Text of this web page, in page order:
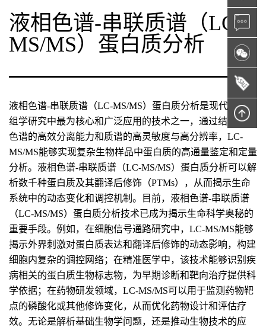
液相色谱-串联质谱（LC-
MS/MS）蛋白质分析
液相色谱-串联质谱（LC-MS/MS）蛋白质分析是现代蛋白质
组学研究中最为核心和广泛应用的技术之一，通过结合液相
色谱的高效分离能力和质谱的高灵敏度与高分辨率，LC-
MS/MS能够实现复杂生物样品中蛋白质的高通量鉴定和定量
分析。液相色谱-串联质谱（LC-MS/MS）蛋白质分析可以解
析数千种蛋白质及其翻译后修饰（PTMs），从而揭示生命
系统中的动态变化和调控机制。目前，液相色谱-串联质谱
（LC-MS/MS）蛋白质分析技术已成为揭示生命科学奥秘的
重要手段。例如，在细胞信号通路研究中，LC-MS/MS能够
揭示外界刺激对蛋白质表达和翻译后修饰的动态影响，构建
细胞内复杂的调控网络；在精准医学中，该技术能够识别疾
病相关的蛋白质生物标志物，为早期诊断和靶向治疗提供科
学依据；在药物研发领域，LC-MS/MS可以用于监测药物靶
点的磷酸化或其他修饰变化，从而优化药物设计和评估疗
效。无论是解析基础生物学问题，还是推动生物技术的应